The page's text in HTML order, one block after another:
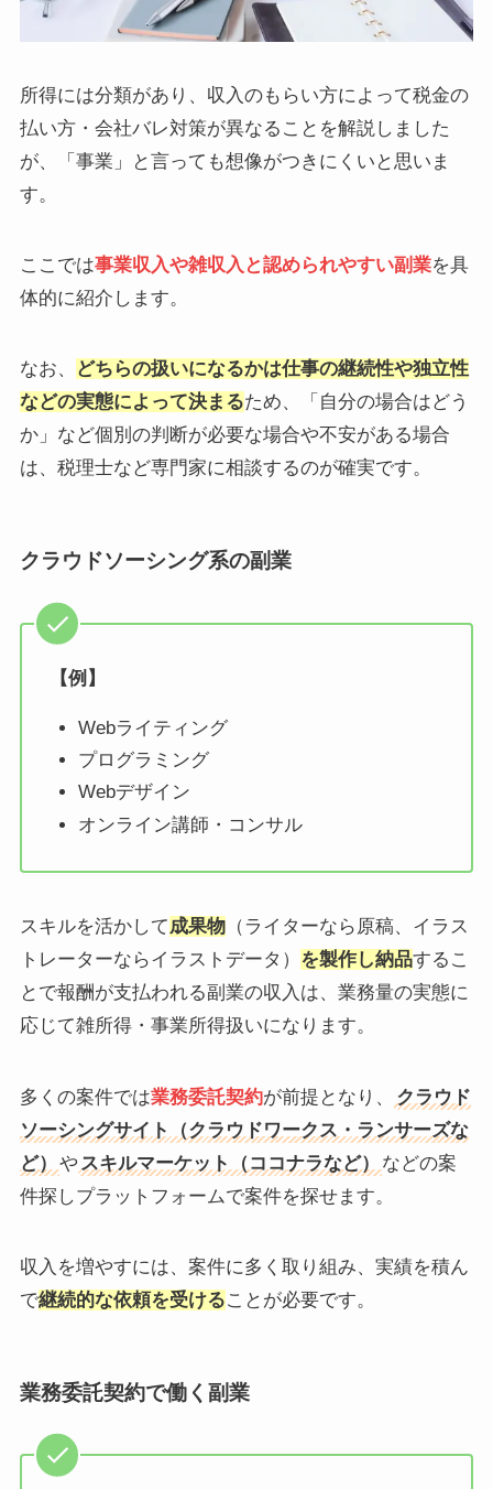
所得には分類があり、収入のもらい方によって税金の
払い方・会社バレ対策が異なることを解説しました
が、「事業」と言っても想像がつきにくいと思いま
す。
ここでは事業収入や雑収入と認められやすい副業を具
体的に紹介します。
なお、
どちらの扱いになるかは仕事の継続性や独立性
などの実態によって決まるため、「自分の場合はどう
か」など個別の判断が必要な場合や不安がある場合
は、税理士など専門家に相談するのが確実です。
クラウドソーシング系の副業
【例】
Webライティング
プログラミング
Webデザイン
オンライン講師・コンサル
スキルを活かして成果物（ライターなら原稿、イラス
トレーターならイラストデータ） を製作し納品するこ
とで報酬が支払われる副業の収入は、業務量の実態に
応じて雑所得・事業所得扱いになります。
多くの案件では業務委託契約が前提となり、
クラウド
ソーシングサイト（クラウドワークス・ランサーズな
ど）
や スキルマーケット（ココナラなど）
などの案
件探しプラットフォームで案件を探せます。
収入を増やすには、案件に多く取り組み、実績を積ん
で継続的な依頼を受けることが必要です。
業務委託契約で働く副業